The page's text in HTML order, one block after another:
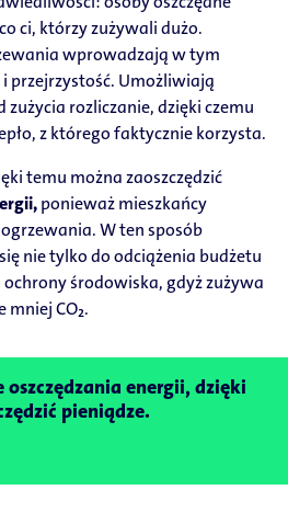
ci, którzy zużywali dużo.
wprowadzają w tym
przejrzystość. Umożliwiają
rozliczanie, dzięki czemu
z którego faktycznie korzysta.
temu można zaoszczędzić
ponieważ mieszkańcy
W ten sposób
nie tylko do odciążenia budżetu
środowiska, gdyż zużywa
CO₂.
energii, dzięki
pieniądze.